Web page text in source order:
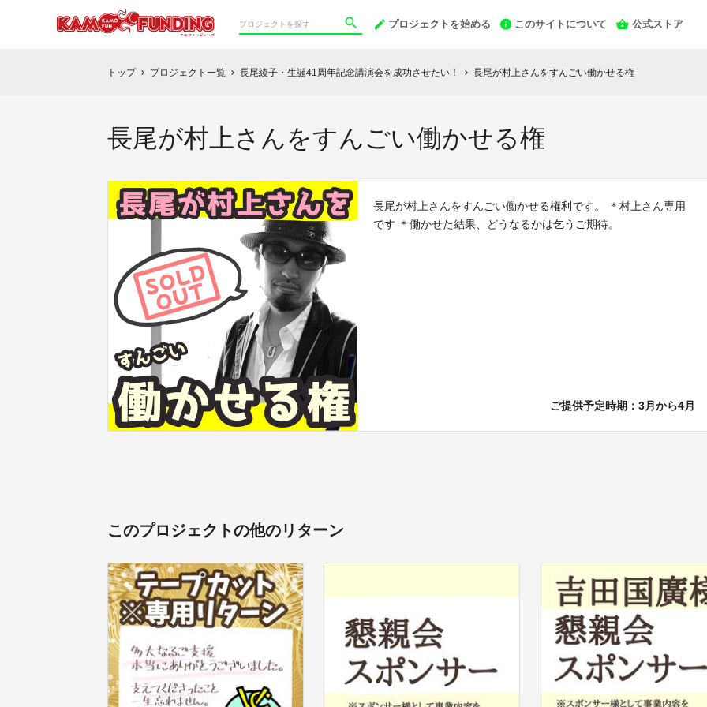
プロジェクトを始める このサイトについて 公式ストア
トップ chevron_right プロジェクト一覧 chevron_right 長尾綾子・生誕41周年記念講演会を成功させたい！ chevron_right 長尾が村上さんをすんごい働かせる権
長尾が村上さんをすんごい働かせる権
長尾が村上さんをすんごい働かせる権利です。 ＊村上さん専用
です ＊働かせた結果、どうなるかは乞うご期待。
ご提供予定時期：3月から4月
このプロジェクトの他のリターン